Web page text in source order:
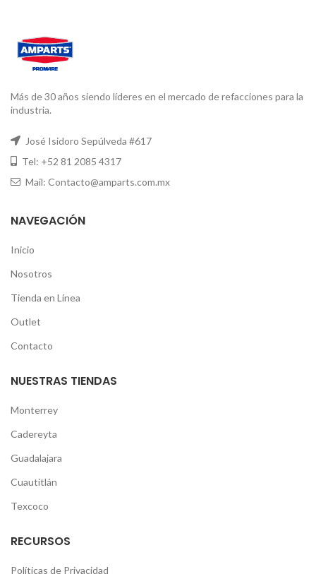
Más de 30 años siendo líderes en el mercado de refacciones para la
industria.
José Isidoro Sepúlveda #617
Tel: +52 81 2085 4317
Mail: Contacto@amparts.com.mx
NAVEGACIÓN
Inicio
Nosotros
Tienda en Línea
Outlet
Contacto
NUESTRAS TIENDAS
Monterrey
Cadereyta
Guadalajara
Cuautitlán
Texcoco
RECURSOS
Políticas de Privacidad